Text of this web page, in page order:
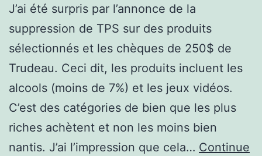
J’ai été surpris par l’annonce de la
suppression de TPS sur des produits
sélectionnés et les chèques de 250$ de
Trudeau. Ceci dit, les produits incluent les
alcools (moins de 7%) et les jeux vidéos.
C’est des catégories de bien que les plus
riches achètent et non les moins bien
nantis. J’ai l’impression que cela… Continue